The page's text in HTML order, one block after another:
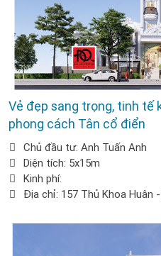
Vẻ đẹp sang trọng, tinh tế
phong cách Tân cổ điển
Chủ đầu tư: Anh Tuấn Anh
Diện tích: 5x15m
Kinh phí:
Địa chỉ: 157 Thủ Khoa Huân